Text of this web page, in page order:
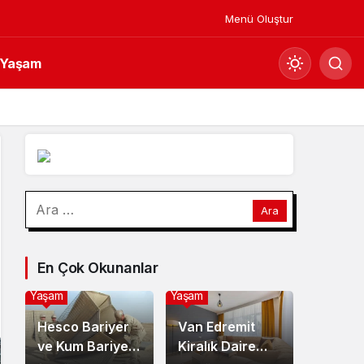
Menü Oluştur
Yaşam
Mod
değiştir
Gece modunu seçin.
Sistem Modu
Sistem modunu seçin.
En Çok Okunanlar
Hesco Bariyer
ve Kum Bariyeri
Yaşam
Van Edremit
Kiralık Daire
Yaşam